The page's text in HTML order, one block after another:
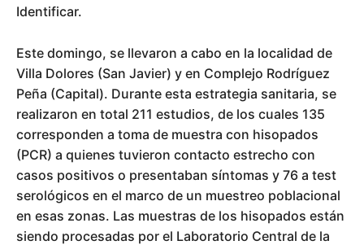
Identificar.
Este domingo, se llevaron a cabo en la localidad de
Villa Dolores (San Javier) y en Complejo Rodríguez
Peña (Capital). Durante esta estrategia sanitaria, se
realizaron en total 211 estudios, de los cuales 135
corresponden a toma de muestra con hisopados
(PCR) a quienes tuvieron contacto estrecho con
casos positivos o presentaban síntomas y 76 a test
serológicos en el marco de un muestreo poblacional
en esas zonas. Las muestras de los hisopados están
siendo procesadas por el Laboratorio Central de la